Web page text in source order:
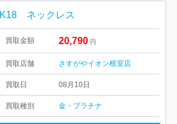
K18 ネックレス
買取金額 20,790 円
買取店舗 さすがやイオン根室店
買取日 08月10日
買取種別 金・プラチナ